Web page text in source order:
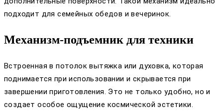
подходит для семейных обедов и вечеринок.
Механизм-подъемник для техники
Встроенная в потолок вытяжка или духовка, которая
поднимается при использовании и скрывается при
завершении приготовления. Это не только удобно, но и
создает особое ощущение космической эстетики.